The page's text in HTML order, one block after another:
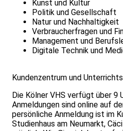
Kunst und Kultur
Politik und Gesellschaft
Natur und Nachhaltigkeit
Verbraucherfragen und
Management und
Digitale Technik und
Kundenzentrum und
Die Kölner VHS verfügt über 9
Anmeldungen sind online auf
persönliche Anmeldung ist im
Studienhaus am Neumarkt,